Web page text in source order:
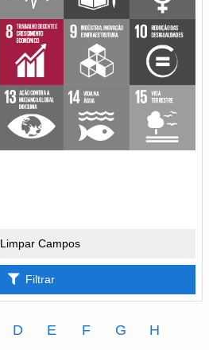
Limpar Campos
Filtrar
D E F G
H